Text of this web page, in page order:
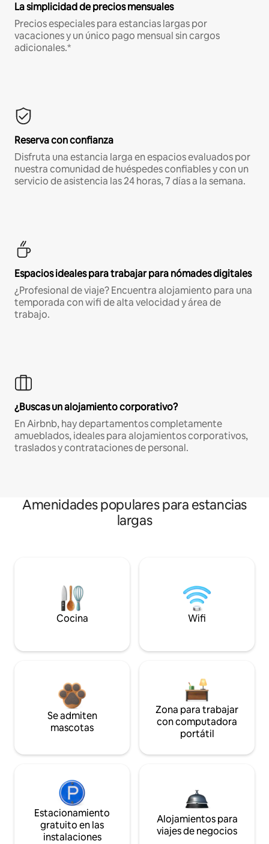
La simplicidad de precios mensuales
Precios especiales para estancias largas por
vacaciones y un único pago mensual sin cargos
adicionales.*
Reserva con confianza
Disfruta una estancia larga en espacios evaluados por
nuestra comunidad de huéspedes confiables y con un
servicio de asistencia las 24 horas, 7 días a la semana.
Espacios ideales para trabajar para nómades digitales
¿Profesional de viaje? Encuentra alojamiento para una
temporada con wifi de alta velocidad y área de
trabajo.
¿Buscas un alojamiento corporativo?
En Airbnb, hay departamentos completamente
amueblados, ideales para alojamientos corporativos,
traslados y contrataciones de personal.
Amenidades populares para estancias
largas
Cocina Wifi
Se admiten
mascotas
Zona para trabajar
con computadora
portátil
Estacionamiento
gratuito en las
instalaciones
Alojamientos para
viajes de negocios